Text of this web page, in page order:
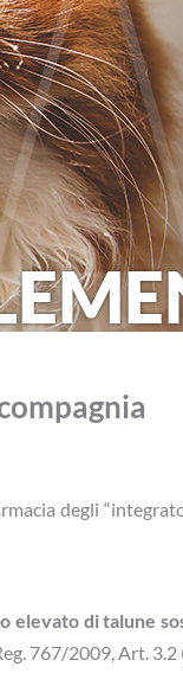
degli
elevato di talune
767/2009, Art. 3.2